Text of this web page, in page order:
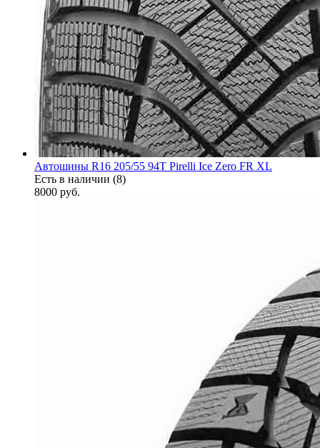
Автошины R16 205/55 94T Pirelli Ice Zero FR XL
Есть в наличии (8)
8000 руб.